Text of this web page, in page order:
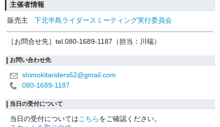
主催者情報
販売主
下北半島ライダースミーティング実行委員会
［お問合せ先］tel.080-1689-1187（担当：川端）
お問い合わせ先
shimokitariders62@gmail.com
080-1689-1187
当日の受付について
当日の受付についてはこちらをご確認ください。